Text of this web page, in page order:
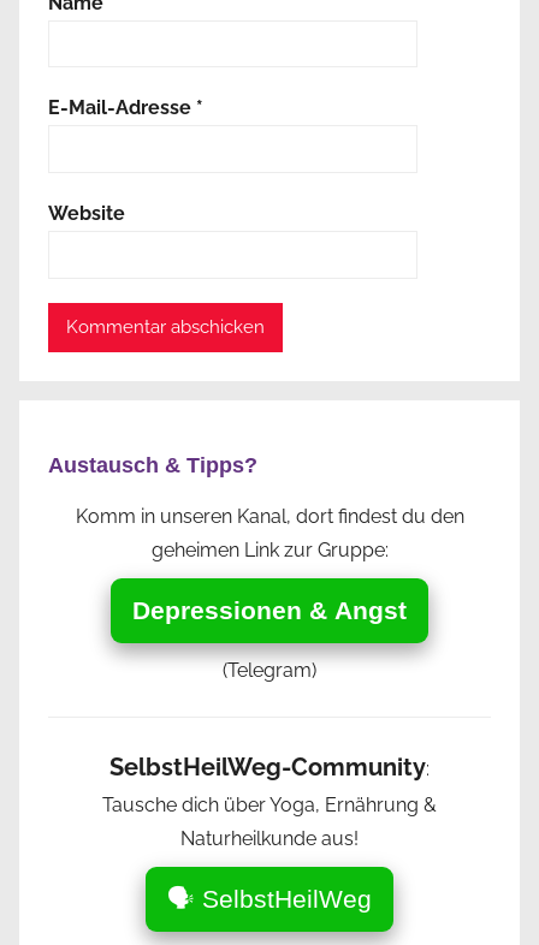
E-Mail-Adresse *
Website
Austausch & Tipps?
Komm in unseren Kanal, dort findest du den
geheimen Link zur Gruppe:
Depressionen & Angst
(Telegram)
SelbstHeilWeg-Community:
Tausche dich über Yoga, Ernährung &
Naturheilkunde aus!
🗣️ SelbstHeilWeg